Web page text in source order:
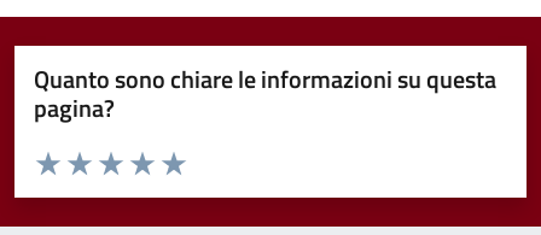
Quanto sono chiare le informazioni su questa
pagina?
Valuta da 1 a 5 stelle la pagina
Valuta 5 stelle su 5
Valuta 4 stelle su 5
Valuta 3 stelle su 5
Valuta 2 stelle su 5
Valuta 1 stelle su 5